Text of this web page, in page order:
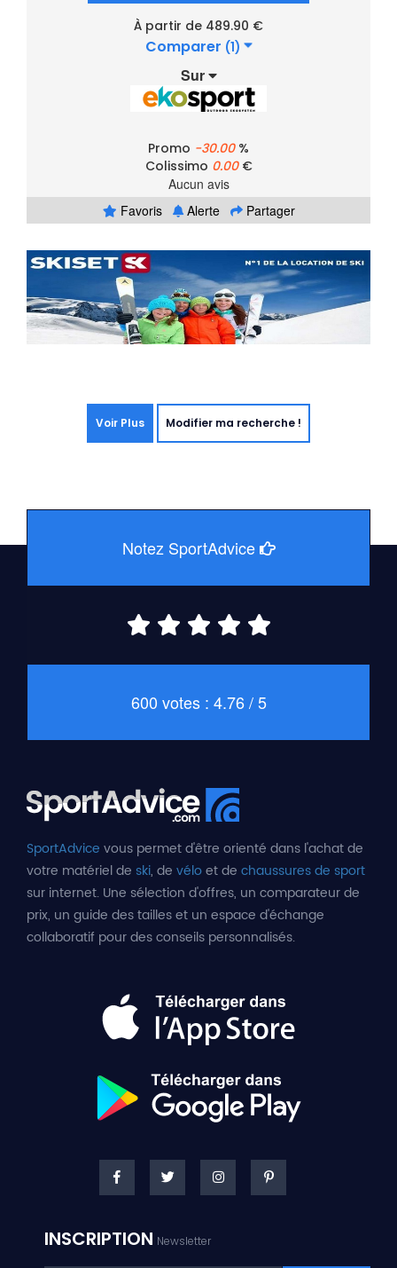
À partir de 489.90 €
Comparer (1)
Sur
Promo -30.00%
Colissimo 0.00€
Aucun avis
Favoris
Alerte Partager
Voir Plus Modifier ma recherche !
Notez SportAdvice
600 votes : 4.76 / 5
SportAdvice vous permet d'être orienté dans l'achat de
votre matériel de ski, de véloet de chaussures de sport
sur internet. Une sélection d'offres, un comparateur de
prix, un guide des tailles et un espace d'échange
collaboratif pour des conseils personnalisés.
INSCRIPTION Newsletter